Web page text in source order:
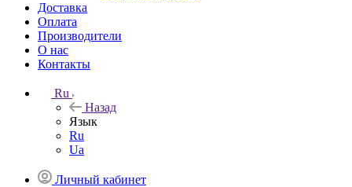
Доставка
Оплата
Производители
О нас
Контакты
Ru
Назад
Язык
Ru
Ua
Личный кабинет